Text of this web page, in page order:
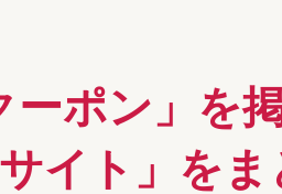
ポン」 を
イト」を